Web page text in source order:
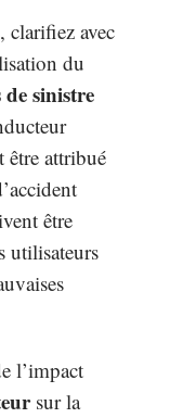
clarifiez avec
du
de sinistre
être attribué
être
utilisateurs
l’impact
sur la